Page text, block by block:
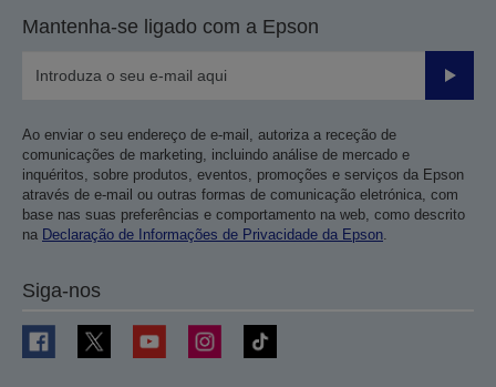
Mantenha-se ligado com a Epson
Enviar
Ao enviar o seu endereço de e-mail, autoriza a receção de
comunicações de marketing, incluindo análise de mercado e
inquéritos, sobre produtos, eventos, promoções e serviços da Epson
através de e-mail ou outras formas de comunicação eletrónica, com
base nas suas preferências e comportamento na web, como descrito
na Declaração de Informações de Privacidade da Epson.
Siga-nos